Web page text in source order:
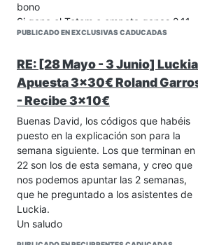
bono
Si gana el Totem o empata ganas 2,11
euros.
https://www.sportium.es/apuestas/
page=premier-doblamos-ganancia-
totliv
PUBLICADO EN EXCLUSIVAS CADUCADAS
RE: [28 Mayo - 3 Junio] Luckia
Apuesta 3x30€ Roland
- Recibe 3x10€
Buenas David, los códigos que habéis
puesto en la explicación son para la
semana siguiente. Los que terminan en
22 son los de esta semana, y creo que
nos podemos apuntar las 2 semanas,
que he preguntado a los asistentes de
Luckia.
Un saludo